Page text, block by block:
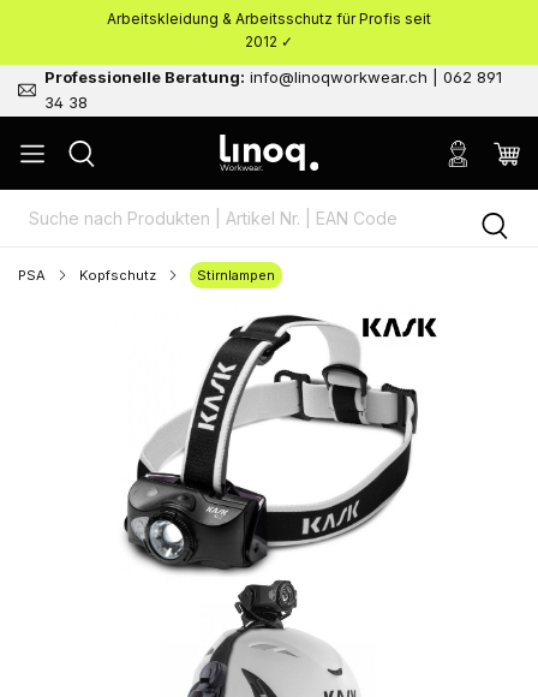
springenArbeitskleidung & Arbeitsschutz für Profis seit
2012 ✓
Professionelle Beratung: info@linoqworkwear.ch | 062 891
34 38
PSA Kopfschutz Stirnlampen